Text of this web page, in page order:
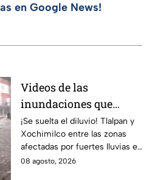
en Google News!
Videos de las
inundaciones que
dejaron las lluvias en
Tlalpan y Xochimilco
por lluvias intensas
¡Se suelta el diluvio! Tlalpan y
Xochimilco entre las zonas
afectadas por fuertes lluvias en
CDMX. Conce qué otras
08 agosto, 2026